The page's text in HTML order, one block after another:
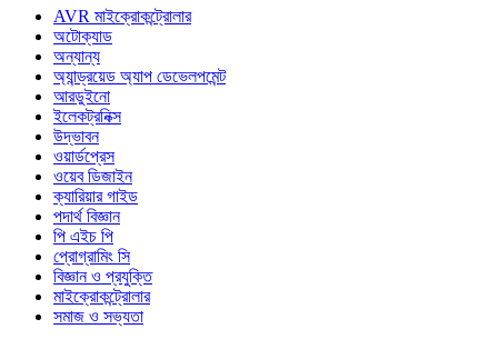
AVR মাইক্রোকন্ট্রোলার
অটোক্যাড
অন্যান্য
অ্যান্ড্রয়েড অ্যাপ ডেভেলপমেন্ট
আরডুইনো
ইলেকট্রনিক্স
উদ্ভাবন
ওয়ার্ডপ্রেস
ওয়েব ডিজাইন
ক্যারিয়ার গাইড
পদার্থ বিজ্ঞান
পি এইচ পি
প্রোগ্রামিং সি
বিজ্ঞান ও প্রযুক্তি
মাইক্রোকন্ট্রোলার
সমাজ ও সভ্যতা